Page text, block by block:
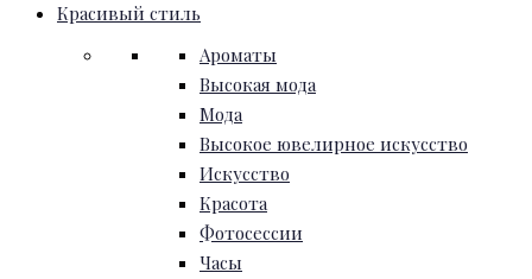
Красивый стиль
Ароматы
Высокая мода
Мода
Высокое ювелирное искусство
Искусство
Красота
Фотосессии
Часы